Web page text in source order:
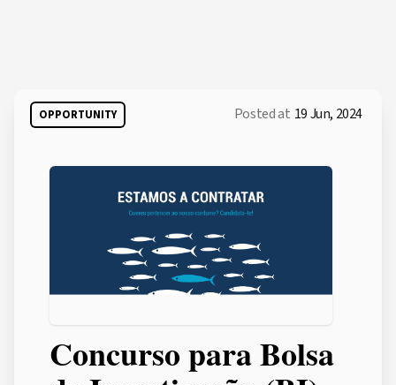
OPPORTUNITY Posted at 19 Jun, 2024
Concurso para Bolsa